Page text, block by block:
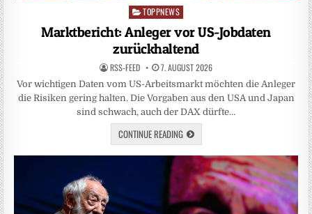
Posted
in
TOPPNEWS
Marktbericht: Anleger vor US-Jobdaten
zurückhaltend
RSS-FEED 7. AUGUST 2026
Vor wichtigen Daten vom US-Arbeitsmarkt möchten die Anleger
die Risiken gering halten. Die Vorgaben aus den USA und Japan
sind schwach, auch der DAX dürfte…
CONTINUE READING